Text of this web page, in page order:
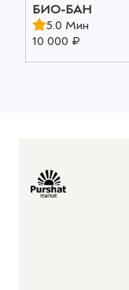
БИО-БАН
5.0 Мин
10 000 ₽